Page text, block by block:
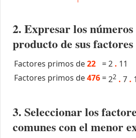
2. Expresar los
producto de sus
Factores primos de22 =2 . 11
Factores primos de476 =22 . 7 .
3. Seleccionar los
comunes con el menor